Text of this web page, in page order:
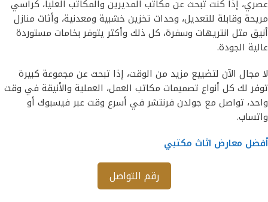
عصري، إذا كنت تبحث عن مكاتب المديرين والمكاتب العليا، كراسي
مريحة وقابلة للتعديل، وحدات تخزين خشبية ومعدنية، وأثاث منازل
أنيق مثل انتريهات وسفرة، كل ذلك وأكثر يتوفر بخامات مستوردة
عالية الجودة.
لا مجال الآن لتضييع مزيد من الوقت، إذا تبحث عن مجموعة كبيرة
توفر لك كل أنواع تصميمات مكاتب العمل، العملية والأنيقة في وقت
واحد، تواصل مع جولدن فرنتشر في أسرع وقت عبر فيسبوك أو
واتساب.
أفضل معارض اثاث مكتبي
رقم التواصل